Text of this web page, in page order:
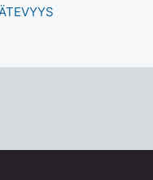
JA TAIDOT